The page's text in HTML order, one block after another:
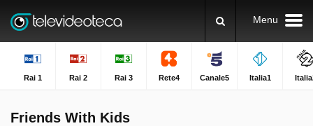
Menu
Rai 1 Rai 2 Rai 3 Rete4 Canale5 Italia1
Friends With Kids